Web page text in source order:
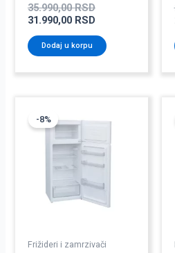
35.990,00RSD
31.990,00 RSD
Dodaj u korpu
-8%
Frižideri i zamrzivači
bila:
25.990,00 RSD.
23.990,00 RSD.